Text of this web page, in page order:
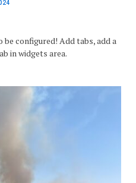
configured! Add tabs, add a
in widgets area.